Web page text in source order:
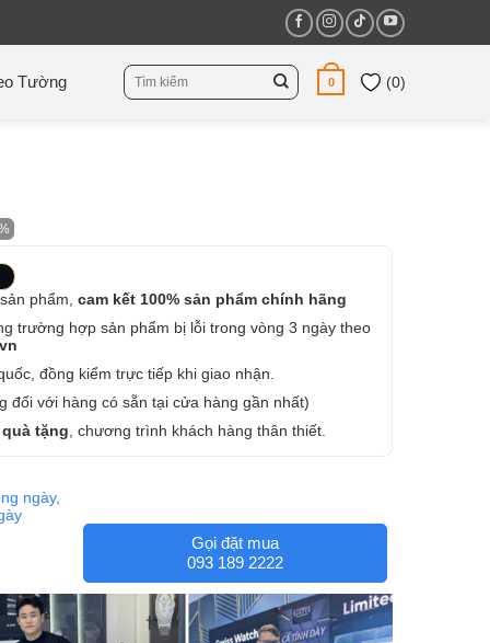
Tường
Tìm
kiếm:
0 (0)
phẩm, cam kết 100% sản phẩm chính hãng
trường hợp sản phẩm bị lỗi trong vòng 3 ngày theo
đồng kiểm trực tiếp khi giao nhận.
đối với hàng có sẵn tại cửa hàng gần nhất)
tặng , chương trình khách hàng thân thiết.
ngày,
Gọi đặt mua
093 189 2222